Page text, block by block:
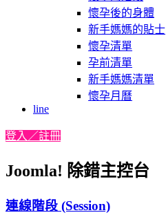
懷孕後的身體
新手媽媽的貼士
懷孕清單
孕前清單
新手媽媽清單
懷孕月曆
line
登入／註冊
Joomla! 除錯主控台
連線階段 (Session)